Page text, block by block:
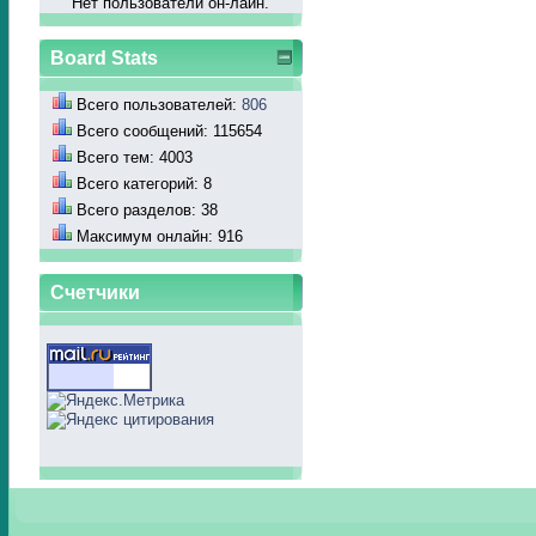
Board Stats
Всего пользователей:806
Всего сообщений: 115654
Всего тем: 4003
Всего категорий: 8
Всего разделов: 38
Максимум онлайн: 916
Счетчики